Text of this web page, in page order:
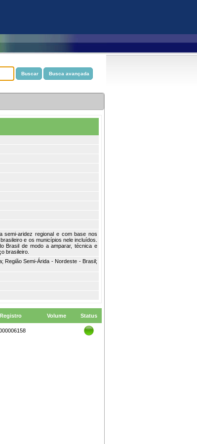
semi-aridez regional e com base nos
e os municípios nele incluídos.
Brasil de modo a amparar, técnica e
brasileiro.
Região Semi-Árida - Nordeste - Brasil;
Registro Volume Status